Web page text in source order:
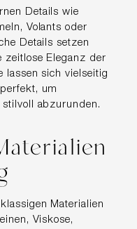
Details wie
Volants oder
Details setzen
zeitlose Eleganz der
lassen sich vielseitig
um
abzurunden.
Materialien
Viskose,